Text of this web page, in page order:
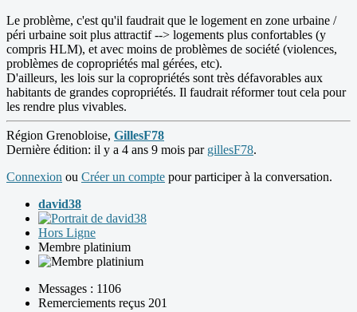
Le problème, c'est qu'il faudrait que le logement en zone urbaine /
péri urbaine soit plus attractif --> logements plus confortables (y
compris HLM), et avec moins de problèmes de société (violences,
problèmes de copropriétés mal gérées, etc).
D'ailleurs, les lois sur la copropriétés sont très défavorables aux
habitants de grandes copropriétés. Il faudrait réformer tout cela pour
les rendre plus vivables.
Région Grenobloise, GillesF78
Dernière édition: il y a 4 ans 9 mois par gillesF78.
Connexion ou Créer un compte pour participer à la conversation.
david38
Hors Ligne
Membre platinium
Messages : 1106
Remerciements reçus 201